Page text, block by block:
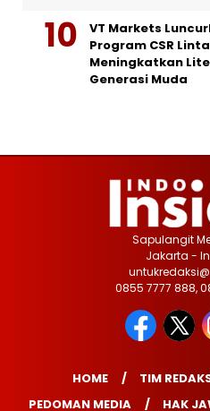
VT Markets
Program CSR
Meningkatkan
Generasi Muda
Sapulangit
Jakarta -
0855 7777 888,
HOME TIM
PEDOMAN MEDIA
HAK